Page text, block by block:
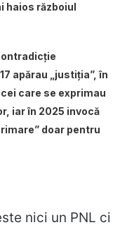
haios războiul
apărau „justiția”, în
care se exprimau
iar în 2025 invocă
doar pentru
nici un PNL ci